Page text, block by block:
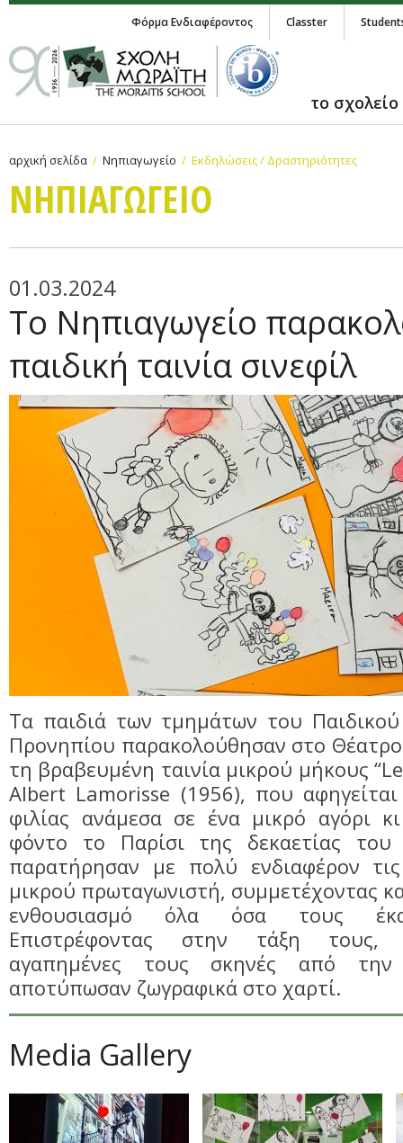
Φόρμα Ενδιαφέροντος Classter
το σχολείο
αρχική σελίδα Νηπιαγωγείο Εκδηλώσεις / Δραστηριότητες
ΝΗΠΙΑΓΩΓΕΙΟ
01.03.2024
Το Νηπιαγωγείο
παιδική ταινία σινεφίλ
Τα παιδιά των τμημάτων του
Προνηπίου παρακολούθησαν στο
τη βραβευμένη ταινία μικρού μήκους
Albert Lamorisse (1956), που αφηγείται
φιλίας ανάμεσα σε ένα μικρό αγόρι
φόντο το Παρίσι της δεκαετίας
παρατήρησαν με πολύ ενδιαφέρον
μικρού πρωταγωνιστή, συμμετέχοντας
ενθουσιασμό όλα όσα τους
Eπιστρέφοντας στην τάξη τους,
αγαπημένες τους σκηνές από την
αποτύπωσαν ζωγραφικά στο χαρτί.
Media Gallery